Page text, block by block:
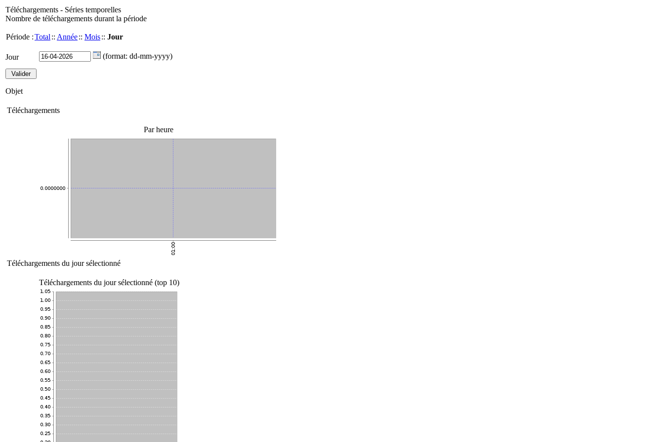
Téléchargements - Séries temporelles
Nombre de téléchargements durant la période
Période :Total :: Année:: Mois:: Jour
Jour (format: dd-mm-yyyy)
Objet
Téléchargements
Par heure
Téléchargements du jour sélectionné
Téléchargements du jour sélectionné (top 10)